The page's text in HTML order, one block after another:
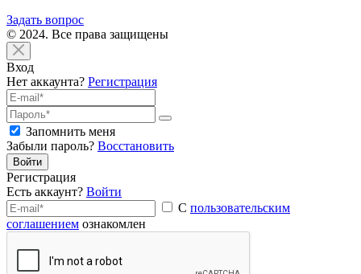
Задать вопрос
© 2024. Все права защищены
Вход
Нет аккаунта? Регистрация
Запомнить меня
Забыли пароль? Восстановить
Войти
Регистрация
Есть аккаунт? Войти
С пользовательским
соглашением ознакомлен